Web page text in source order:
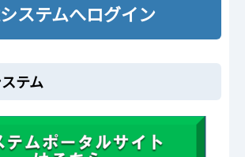
ステムへログイン
テム